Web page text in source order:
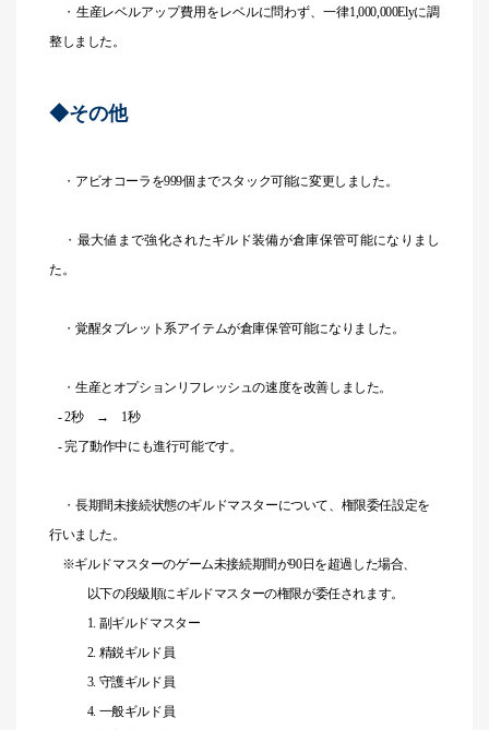
・ 生産レベルアップ費用をレベルに問わず、一律1,000,000Elyに調
整しました。
◆その他
・ アビオコーラを999個までスタック可能に変更しました。
・ 最大値まで強化されたギルド装備が倉庫保管可能になりまし
た。
・ 覚醒タブレット系アイテムが倉庫保管可能になりました。
・ 生産とオプションリフレッシュの速度を改善しました。
- 2秒 → 1秒
- 完了動作中にも進行可能です。
・ 長期間未接続状態のギルドマスターについて、権限委任設定を
行いました。
※ギルドマスターのゲーム未接続期間が90日を超過した場合、
以下の段級順にギルドマスターの権限が委任されます。
1. 副ギルドマスター
2. 精鋭ギルド員
3. 守護ギルド員
4. 一般ギルド員